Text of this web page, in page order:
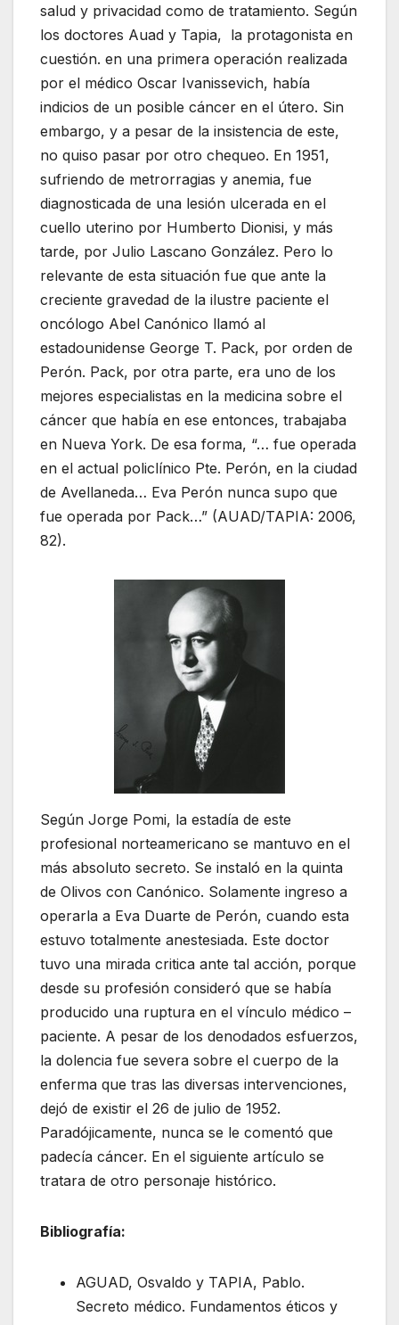
salud y privacidad como de tratamiento. Según
los doctores Auad y Tapia, la protagonista en
cuestión. en una primera operación realizada
por el médico Oscar Ivanissevich, había
indicios de un posible cáncer en el útero. Sin
embargo, y a pesar de la insistencia de este,
no quiso pasar por otro chequeo. En 1951,
sufriendo de metrorragias y anemia, fue
diagnosticada de una lesión ulcerada en el
cuello uterino por Humberto Dionisi, y más
tarde, por Julio Lascano González. Pero lo
relevante de esta situación fue que ante la
creciente gravedad de la ilustre paciente el
oncólogo Abel Canónico llamó al
estadounidense George T. Pack, por orden de
Perón. Pack, por otra parte, era uno de los
mejores especialistas en la medicina sobre el
cáncer que había en ese entonces, trabajaba
en Nueva York. De esa forma, “… fue operada
en el actual policlínico Pte. Perón, en la ciudad
de Avellaneda… Eva Perón nunca supo que
fue operada por Pack…” (AUAD/TAPIA: 2006,
82).
Según Jorge Pomi, la estadía de este
profesional norteamericano se mantuvo en el
más absoluto secreto. Se instaló en la quinta
de Olivos con Canónico. Solamente ingreso a
operarla a Eva Duarte de Perón, cuando esta
estuvo totalmente anestesiada. Este doctor
tuvo una mirada critica ante tal acción, porque
desde su profesión consideró que se había
producido una ruptura en el vínculo médico –
paciente. A pesar de los denodados esfuerzos,
la dolencia fue severa sobre el cuerpo de la
enferma que tras las diversas intervenciones,
dejó de existir el 26 de julio de 1952.
Paradójicamente, nunca se le comentó que
padecía cáncer. En el siguiente artículo se
tratara de otro personaje histórico.
Bibliografía:
AGUAD, Osvaldo y TAPIA, Pablo.
Secreto médico. Fundamentos éticos y